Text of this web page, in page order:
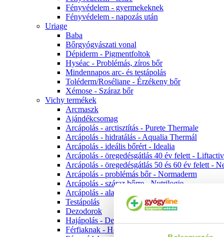
Fényvédelem - gyermekeknek
Fényvédelem - napozás után
Uriage
Baba
Bőrgyógyászati vonal
Dépiderm - Pigmentfoltok
Hyséac - Problémás, zíros bőr
Mindennapos arc- és testápolás
Toléderm/Roséliane - Érzékeny bőr
Xémose - Száraz bőr
Vichy termékek
Arcmaszk
Ajándékcsomag
Arcápolás - arctisztítás - Purete Thermale
Arcápolás - hidratálás - Aqualia Thermál
Arcápolás - ideális bőrért - Idealia
Arcápolás - öregedésgátlás 40 év felett - Liftactiv
Arcápolás - öregedésgátlás 50 és 60 év felett -
Arcápolás - problémás bőr - Normaderm
Arcápolás - száraz bőrre - Nutrilogie
Arcápolás - alapozók
Testápolás
Dezodorok
Hajápolás - Dercos
Férfiaknak - Homme